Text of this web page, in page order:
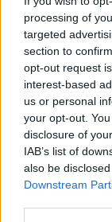
processing of
targeted
section to
opt-out request
interest-based
us or personal
your opt-out.
disclosure of
IAB’s list of
also be
Downstream
véráramon át
távolítsák el
Igazság
embereket
személy
mindemellett
as évek
igencsak
bemutatni a
rá, hogy ne